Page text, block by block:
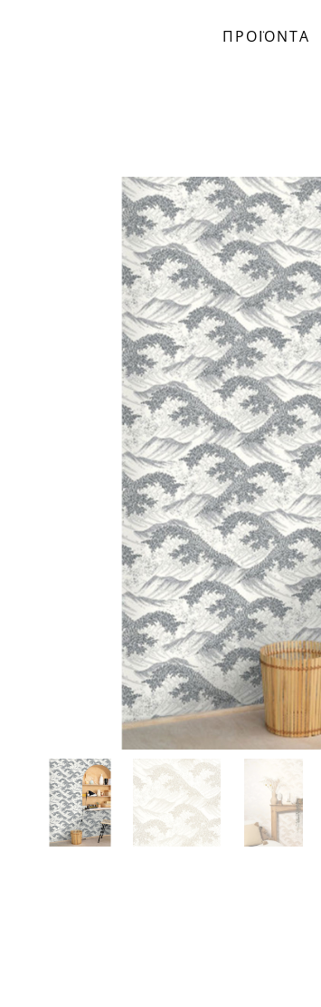
ΠΡΟΪΟΝΤΑ